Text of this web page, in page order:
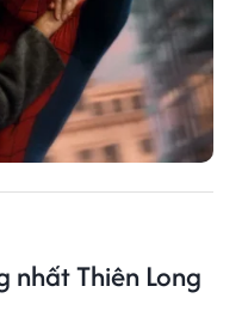
nhất Thiên Long